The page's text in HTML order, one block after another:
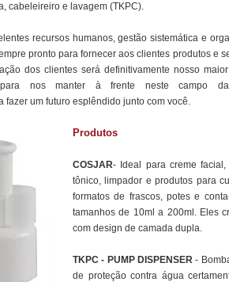
cabeleireiro e lavagem (TKPC).
recursos humanos, gestão sistemática e
pronto para fornecer aos clientes produtos e
dos clientes será definitivamente nosso
nos manter à frente neste campo
fazer um futuro esplêndido junto com você.
Produtos
COSJAR- Ideal para creme
tônico, limpador e produtos para
formatos de frascos, potes e
tamanhos de 10ml a 200ml. Eles
com design de camada dupla.
TKPC - PUMP DISPENSER -
de proteção contra água